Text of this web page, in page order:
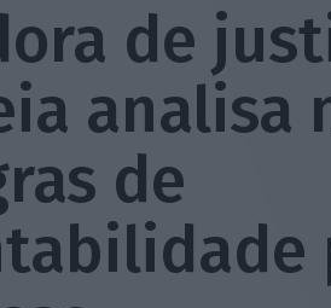
de
analisa
de